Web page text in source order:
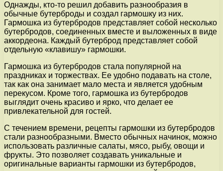
Однажды, кто-то решил добавить разнообразия в
обычные бутерброды и создал гармошку из них.
Гармошка из бутербродов представляет собой несколько
бутербродов, соединенных вместе и выложенных в виде
аккордеона. Каждый бутерброд представляет собой
отдельную «клавишу» гармошки.
Гармошка из бутербродов стала популярной на
праздниках и торжествах. Ее удобно подавать на столе,
так как она занимает мало места и является удобным
перекусом. Кроме того, гармошка из бутербродов
выглядит очень красиво и ярко, что делает ее
привлекательной для гостей.
С течением времени, рецепты гармошки из бутербродов
стали разнообразными. Вместо обычных начинок, можно
использовать различные салаты, мясо, рыбу, овощи и
фрукты. Это позволяет создавать уникальные и
оригинальные варианты гармошки из бутербродов,